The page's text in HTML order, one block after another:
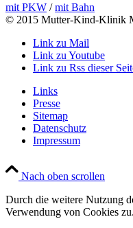
mit PKW /mit Bahn
© 2015 Mutter-Kind-Klinik
Link zu Mail
Link zu Youtube
Link zu Rss dieser
Links
Presse
Sitemap
Datenschutz
Impressum
Nach oben scrollen
Durch die weitere Nutzung
Verwendung von Cookies zu.